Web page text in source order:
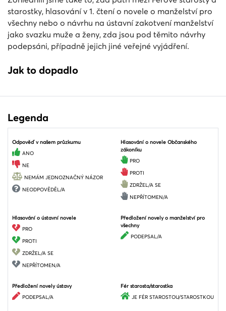
starostky, hlasování v 1. čtení o novele o manželství pro
všechny nebo o návrhu na ústavní zakotvení manželství
jako svazku muže a ženy, zda jsou pod těmito návrhy
podepsáni, případně jejich jiné veřejné vyjádření.
Jak to dopadlo
Legenda
Odpověď v našem průzkumu
ANO
NE
NEMÁM JEDNOZNAČNÝ NÁZOR
NEODPOVĚDĚL/A
Hlasování o novele Občanského
zákoníku
PRO
PROTI
ZDRŽEL/A SE
NEPŘÍTOMEN/A
Hlasování o ústavní novele
PRO
PROTI
ZDRŽEL/A SE
NEPŘÍTOMEN/A
Předložení novely o manželství pro
všechny
PODEPSAL/A
Předložení novely ústavy
PODEPSAL/A
Fér starosta/starostka
JE FÉR STAROSTOU/STAROSTKOU